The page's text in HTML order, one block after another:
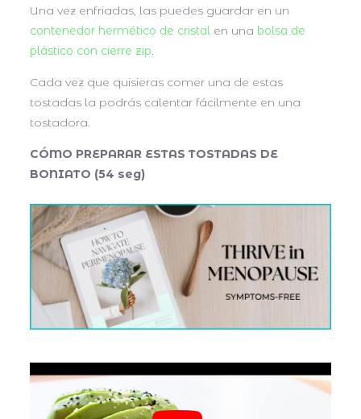
Una vez enfriadas, las puedes guardar en un
contenedor hermético de cristal en una bolsa de
plástico con cierre zip.
Cada vez que quisieras comer una de estas
tostadas la podrás calentar fácilmente en una
tostadora.
CÓMO PREPARAR ESTAS TOSTADAS DE
BONIATO (54 seg)